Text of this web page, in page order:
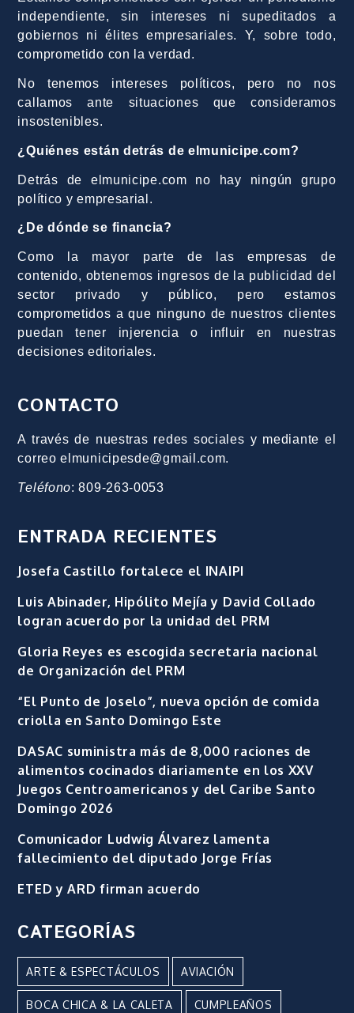
independiente, sin intereses ni supeditados a
gobiernos ni élites empresariales. Y, sobre todo,
comprometido con la verdad.
No tenemos intereses políticos, pero no nos
callamos ante situaciones que consideramos
insostenibles.
¿Quiénes están detrás de elmunicipe.com?
Detrás de elmunicipe.com no hay ningún grupo
político y empresarial.
¿De dónde se financia?
Como la mayor parte de las empresas de
contenido, obtenemos ingresos de la publicidad del
sector privado y público, pero estamos
comprometidos a que ninguno de nuestros clientes
puedan tener injerencia o influir en nuestras
decisiones editoriales.
CONTACTO
A través de nuestras redes sociales y mediante el
correo elmunicipesde@gmail.com.
Teléfono: 809-263-0053
ENTRADA RECIENTES
Josefa Castillo fortalece el INAIPI
Luis Abinader, Hipólito Mejía y David Collado
logran acuerdo por la unidad del PRM
Gloria Reyes es escogida secretaria nacional
de Organización del PRM
“El Punto de Joselo”, nueva opción de comida
criolla en Santo Domingo Este
DASAC suministra más de 8,000 raciones de
alimentos cocinados diariamente en los XXV
Juegos Centroamericanos y del Caribe Santo
Domingo 2026
Comunicador Ludwig Álvarez lamenta
fallecimiento del diputado Jorge Frías
ETED y ARD firman acuerdo
CATEGORÍAS
ARTE & ESPECTÁCULOS AVIACIÓN
BOCA CHICA & LA CALETA CUMPLEAÑOS